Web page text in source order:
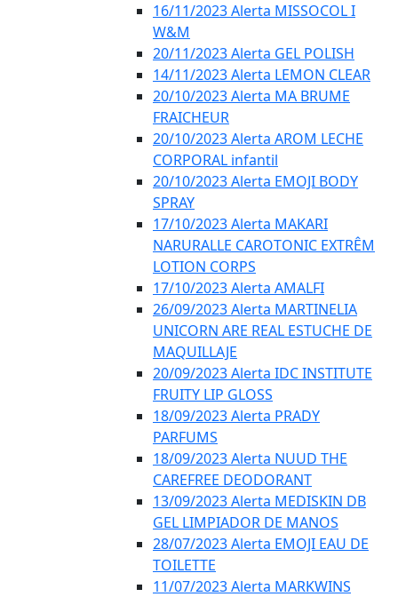
16/11/2023 Alerta MISSOCOL I
W&M
20/11/2023 Alerta GEL POLISH
14/11/2023 Alerta LEMON CLEAR
20/10/2023 Alerta MA BRUME
FRAICHEUR
20/10/2023 Alerta AROM LECHE
CORPORAL infantil
20/10/2023 Alerta EMOJI BODY
SPRAY
17/10/2023 Alerta MAKARI
NARURALLE CAROTONIC EXTRÊM
LOTION CORPS
17/10/2023 Alerta AMALFI
26/09/2023 Alerta MARTINELIA
UNICORN ARE REAL ESTUCHE DE
MAQUILLAJE
20/09/2023 Alerta IDC INSTITUTE
FRUITY LIP GLOSS
18/09/2023 Alerta PRADY
PARFUMS
18/09/2023 Alerta NUUD THE
CAREFREE DEODORANT
13/09/2023 Alerta MEDISKIN DB
GEL LIMPIADOR DE MANOS
28/07/2023 Alerta EMOJI EAU DE
TOILETTE
11/07/2023 Alerta MARKWINS